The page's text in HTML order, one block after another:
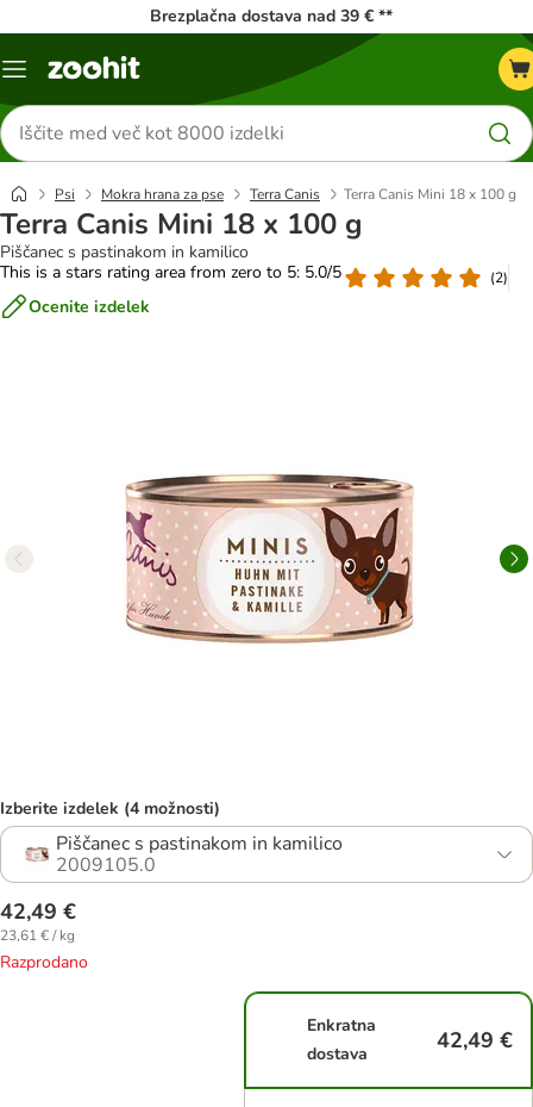
Brezplačna dostava nad 39 € **
Meni
Iskanje
izdelkov
Psi Mokra hrana za pse Terra Canis Terra Canis Mini 18 x 100 g
Terra Canis Mini 18 x 100 g
Piščanec s pastinakom in kamilico
This is a stars rating area from zero to 5: 5.0/5
(2)
Ocenite izdelek
Izberite izdelek (4 možnosti)
Piščanec s pastinakom in kamilico
2009105.0
42,49 €
23,61 € / kg
Razprodano
Enkratna
dostava
42,49 €